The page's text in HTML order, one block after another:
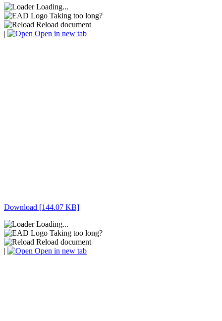
Loading...
Taking too long?
Reload document
|
Open in new tab
Download [144.07 KB]
Loading...
Taking too long?
Reload document
|
Open in new tab